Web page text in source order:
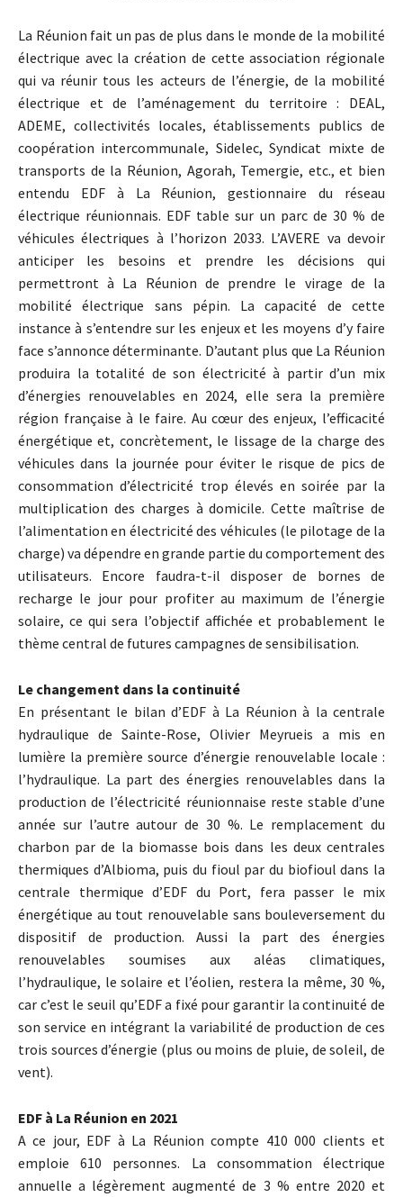
La Réunion fait un pas de plus dans le monde de la mobilité
électrique avec la création de cette association régionale
qui va réunir tous les acteurs de l’énergie, de la mobilité
électrique et de l’aménagement du territoire : DEAL,
ADEME, collectivités locales, établissements publics de
coopération intercommunale, Sidelec, Syndicat mixte de
transports de la Réunion, Agorah, Temergie, etc., et bien
entendu EDF à La Réunion, gestionnaire du réseau
électrique réunionnais. EDF table sur un parc de 30 % de
véhicules électriques à l’horizon 2033. L’AVERE va devoir
anticiper les besoins et prendre les décisions qui
permettront à La Réunion de prendre le virage de la
mobilité électrique sans pépin. La capacité de cette
instance à s’entendre sur les enjeux et les moyens d’y faire
face s’annonce déterminante. D’autant plus que La Réunion
produira la totalité de son électricité à partir d’un mix
d’énergies renouvelables en 2024, elle sera la première
région française à le faire. Au cœur des enjeux, l’efficacité
énergétique et, concrètement, le lissage de la charge des
véhicules dans la journée pour éviter le risque de pics de
consommation d’électricité trop élevés en soirée par la
multiplication des charges à domicile. Cette maîtrise de
l’alimentation en électricité des véhicules (le pilotage de la
charge) va dépendre en grande partie du comportement des
utilisateurs. Encore faudra-t-il disposer de bornes de
recharge le jour pour profiter au maximum de l’énergie
solaire, ce qui sera l’objectif affichée et probablement le
thème central de futures campagnes de sensibilisation.
Le changement dans la continuité
En présentant le bilan d’EDF à La Réunion à la centrale
hydraulique de Sainte-Rose, Olivier Meyrueis a mis en
lumière la première source d’énergie renouvelable locale :
l’hydraulique. La part des énergies renouvelables dans la
production de l’électricité réunionnaise reste stable d’une
année sur l’autre autour de 30 %. Le remplacement du
charbon par de la biomasse bois dans les deux centrales
thermiques d’Albioma, puis du fioul par du biofioul dans la
centrale thermique d’EDF du Port, fera passer le mix
énergétique au tout renouvelable sans bouleversement du
dispositif de production. Aussi la part des énergies
renouvelables soumises aux aléas climatiques,
l’hydraulique, le solaire et l’éolien, restera la même, 30 %,
car c’est le seuil qu’EDF a fixé pour garantir la continuité de
son service en intégrant la variabilité de production de ces
trois sources d’énergie (plus ou moins de pluie, de soleil, de
vent).
EDF à La Réunion en 2021
A ce jour, EDF à La Réunion compte 410 000 clients et
emploie 610 personnes. La consommation électrique
annuelle a légèrement augmenté de 3 % entre 2020 et